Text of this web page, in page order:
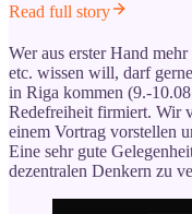
Read full story
Wer aus erster Hand
etc. wissen will, darf
in Riga kommen (9.-
Redefreiheit firmiert. Wir
einem Vortrag vorstellen
Eine sehr gute
dezentralen Denkern zu